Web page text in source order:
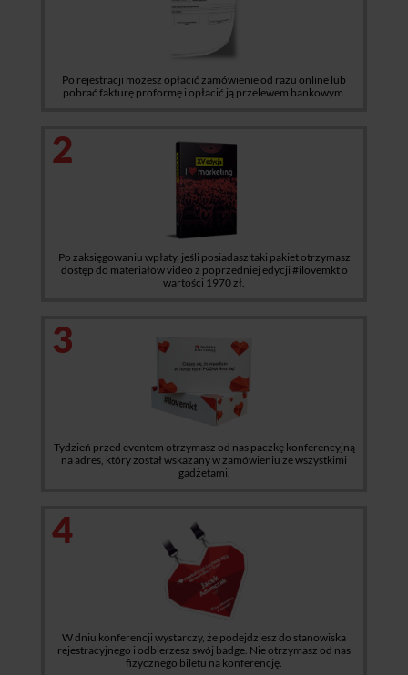
Po rejestracji możesz opłacić zamówienie od razu online lub
pobrać fakturę proformę i opłacić ją przelewem bankowym.
2
Po zaksięgowaniu wpłaty, jeśli posiadasz taki pakiet otrzymasz
dostęp do materiałów video z poprzedniej edycji #ilovemkt o
wartości 1970 zł.
3
Tydzień przed eventem otrzymasz od nas paczkę konferencyjną
na adres, który został wskazany w zamówieniu ze wszystkimi
gadżetami.
4
W dniu konferencji wystarczy, że podejdziesz do stanowiska
rejestracyjnego i odbierzesz swój badge. Nie otrzymasz od nas
fizycznego biletu na konferencję.